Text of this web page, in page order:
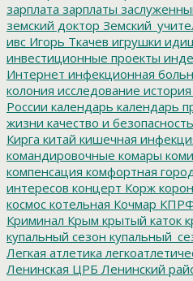
зарплата зарплаты
земский доктор
ивс Игорь Ткачев игрушки
инвестиционные проекты
Интернет инфекционная
колония исследование история
России календарь календарь
жизни качество и безопасность
Кирга китай кишечная
командировочные комары
компенсация комфортная
интересов концерт Корж
космос котельная Кочмар
Криминал Крым крытый каток
купальный сезон
Легкая атлетика
Ленинская ЦРБ Ленинский